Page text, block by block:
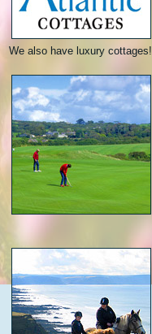
We also have luxury cottages!